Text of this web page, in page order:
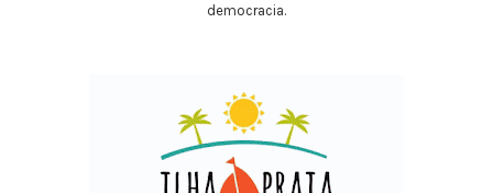
democracia.